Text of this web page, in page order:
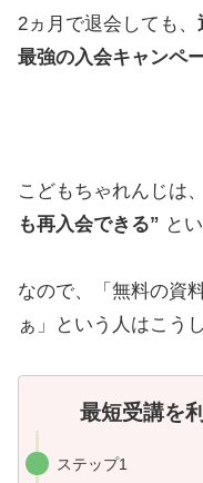
2ヵ月で退会しても、
最強の入会キャンペ
こどもちゃれんじは、
も再入会できる” と
なので、「無料の資
ぁ」という人はこう
最短受講を
ステップ1